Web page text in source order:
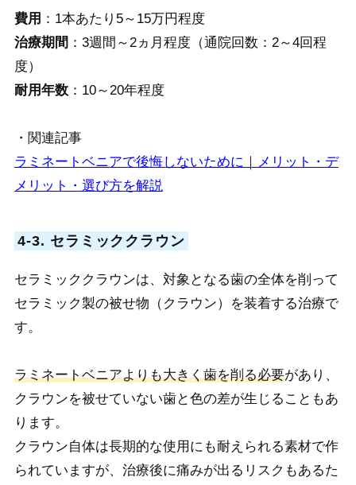
費用 ：1本あたり5～15万円程度
治療期間 ：3週間～2ヵ月程度（通院回数：2～4回程
度）
耐用年数：10～20年程度
・関連記事
ラミネートベニアで後悔しないために｜メリット・デ
メリット・選び方を解説
4-3. セラミッククラウン
セラミッククラウンは、対象となる歯の全体を削って
セラミック製の被せ物（クラウン）を装着する治療で
す。
ラミネートベニアよりも大きく歯を削る必要があり、
クラウンを被せていない歯と色の差が生じることもあ
ります。
クラウン自体は長期的な使用にも耐えられる素材で作
られていますが、治療後に痛みが出るリスクもあるた